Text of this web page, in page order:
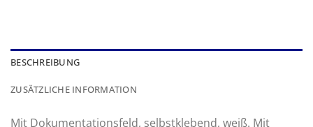
BESCHREIBUNG
ZUSÄTZLICHE INFORMATION
Mit Dokumentationsfeld, selbstklebend, weiß. Mit